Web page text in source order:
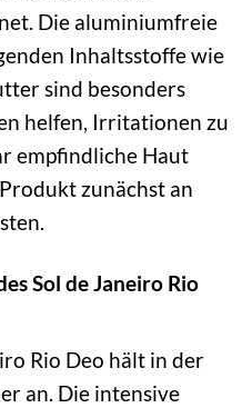
Die aluminiumfreie
Inhaltsstoffe wie
sind besonders
helfen, Irritationen zu
empfindliche Haut
zunächst an
Sol de Janeiro Rio
Rio Deo hält in der
an. Die intensive